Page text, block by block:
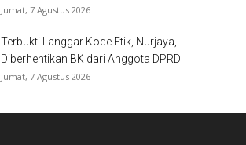
Jumat, 7 Agustus 2026
Terbukti Langgar Kode Etik, Nurjaya,
Diberhentikan BK dari Anggota DPRD
Jumat, 7 Agustus 2026